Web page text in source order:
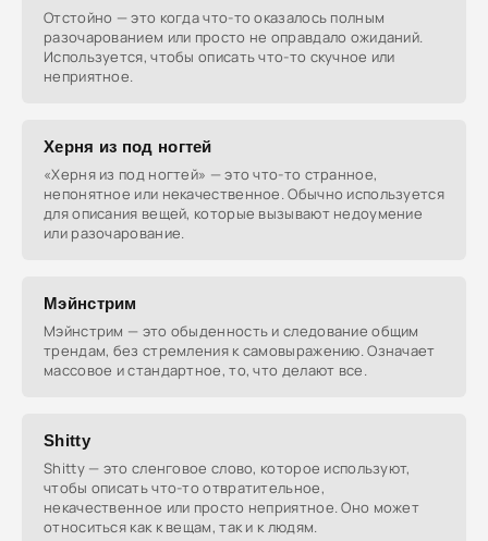
Отстойно — это когда что-то оказалось полным
разочарованием или просто не оправдало ожиданий.
Используется, чтобы описать что-то скучное или
неприятное.
Херня из под ногтей
«Херня из под ногтей» — это что-то странное,
непонятное или некачественное. Обычно используется
для описания вещей, которые вызывают недоумение
или разочарование.
Мэйнстрим
Мэйнстрим — это обыденность и следование общим
трендам, без стремления к самовыражению. Означает
массовое и стандартное, то, что делают все.
Shitty
Shitty — это сленговое слово, которое используют,
чтобы описать что-то отвратительное,
некачественное или просто неприятное. Оно может
относиться как к вещам, так и к людям.